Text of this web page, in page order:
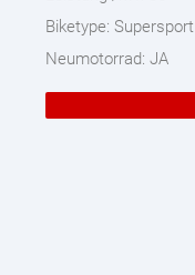
Biketype: Supersport
Neumotorrad: JA